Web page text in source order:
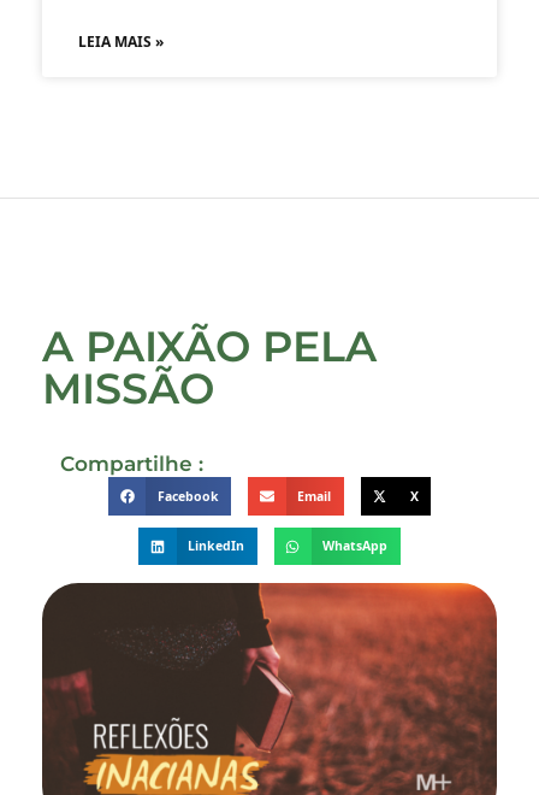
LEIA MAIS »
A PAIXÃO PELA
MISSÃO
Compartilhe :
Facebook Email X
LinkedIn WhatsApp